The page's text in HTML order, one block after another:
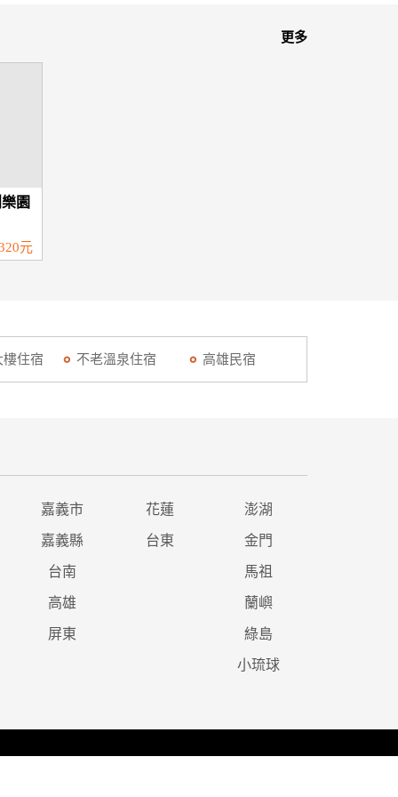
更多
園
元
樓住宿 不老溫泉住宿 高雄民宿
嘉義市 花蓮 澎湖
嘉義縣 台東 金門
台南 馬祖
高雄 蘭嶼
屏東 綠島
小琉球